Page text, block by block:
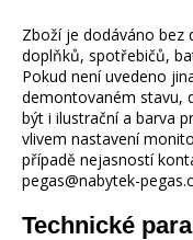
Zboží je dodáváno bez
doplňků, spotřebičů,
Pokud není uvedeno
demontovaném stavu,
být i ilustrační a barva
vlivem nastavení
případě nejasností
pegas@nabytek-
Technické